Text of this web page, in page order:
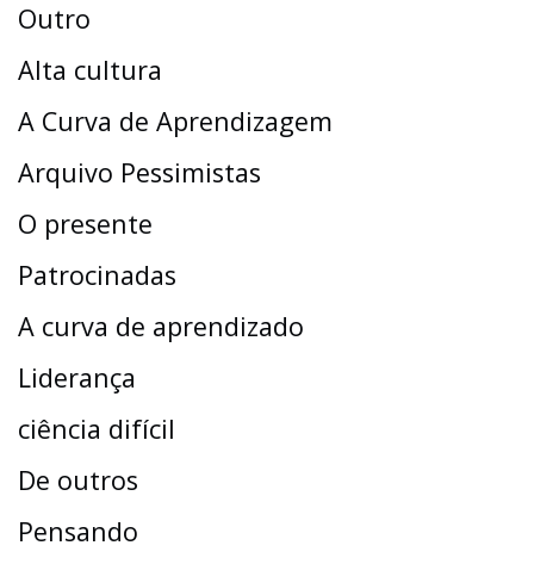
Outro
Alta cultura
A Curva de Aprendizagem
Arquivo Pessimistas
O presente
Patrocinadas
A curva de aprendizado
Liderança
ciência difícil
De outros
Pensando